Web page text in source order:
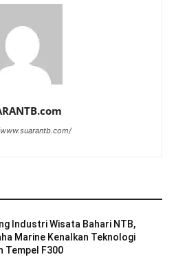
Industri Wisata Bahari NTB,
Marine Kenalkan Teknologi
Tempel F300